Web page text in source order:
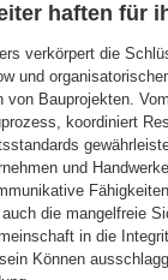
haften für
verkörpert die
und
von Bauprojekten.
koordiniert
und
die mangelfreie
in die
Können